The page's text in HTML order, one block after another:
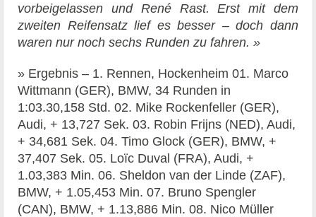
vorbeigelassen und René Rast. Erst mit dem
zweiten Reifensatz lief es besser – doch dann
waren nur noch sechs Runden zu fahren. »
» Ergebnis – 1. Rennen, Hockenheim 01. Marco
Wittmann (GER), BMW, 34 Runden in
1:03.30,158 Std. 02. Mike Rockenfeller (GER),
Audi, + 13,727 Sek. 03. Robin Frijns (NED), Audi,
+ 34,681 Sek. 04. Timo Glock (GER), BMW, +
37,407 Sek. 05. Loïc Duval (FRA), Audi, +
1.03,383 Min. 06. Sheldon van der Linde (ZAF),
BMW, + 1.05,453 Min. 07. Bruno Spengler
(CAN), BMW, + 1.13,886 Min. 08. Nico Müller